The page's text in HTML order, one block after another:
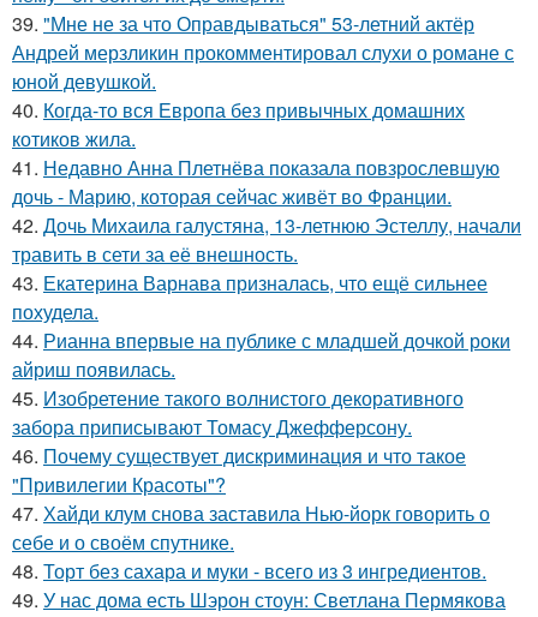
39. "Мне не за что Оправдываться" 53-летний актёр
Андрей мерзликин прокомментировал слухи о романе с
юной девушкой.
40. Когда-то вся Европа без привычных домашних
котиков жила.
41. Недавно Анна Плетнёва показала повзрослевшую
дочь - Марию, которая сейчас живёт во Франции.
42. Дочь Михаила галустяна, 13-летнюю Эстеллу, начали
травить в сети за её внешность.
43. Екатерина Варнава призналась, что ещё сильнее
похудела.
44. Рианна впервые на публике с младшей дочкой роки
айриш появилась.
45. Изобретение такого волнистого декоративного
забора приписывают Томасу Джефферсону.
46. Почему существует дискриминация и что такое
"Привилегии Красоты"?
47. Хайди клум снова заставила Нью-йорк говорить о
себе и о своём спутнике.
48. Торт без сахара и муки - всего из 3 ингредиентов.
49. У нас дома есть Шэрон стоун: Светлана Пермякова